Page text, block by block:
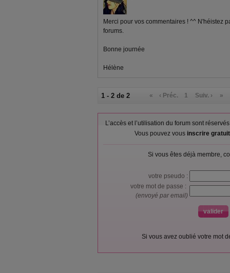
Merci pour vos commentaires ! ^^ N'héistez
forums.
Bonne journée
Hélène
1 - 2 de 2 « ‹ Préc. 1 Suiv. › »
L’accès et l’utilisation du forum sont
Vous pouvez vous inscrire
Si vous êtes déjà membre,
votre pseudo :
votre mot de passe :
(envoyé par email)
Si vous avez oublié votre mot